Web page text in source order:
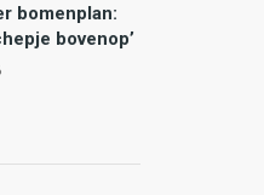
bomenplan:
bovenop’